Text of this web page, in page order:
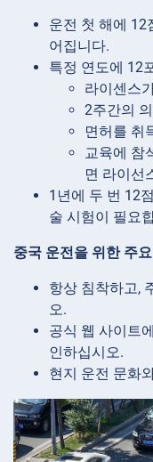
운전 첫 해에 12
어집니다.
특정 연도에 12
라이센스
2주간의
면허를 취
교육에 참
면 라이선
1년에 두 번 12
술 시험이 필요
중국 운전을 위한 주
항상 침착하고,
오.
공식 웹 사이트
인하십시오.
현지 운전 문화